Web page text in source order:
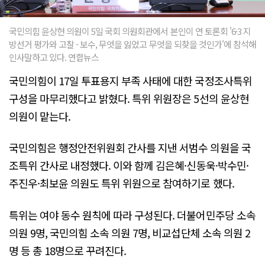
국민의힘 윤상현 의원이 5일 국회 의원회관에서 본인이 연 토론회 '6·3 지
방선거 평가와 고찰 - 보수, 무엇을 잃었고 무엇을 되찾을 것인가'에 참석해
인사말하고 있다. 연합뉴스
국민의힘이 17일 투표용지 부족 사태에 대한 국정조사특위
구성을 마무리했다고 밝혔다. 특위 위원장은 5선의 윤상현
의원이 맡는다.
국민의힘은 행정안전위원회 간사를 지낸 서범수 의원을 국
조특위 간사로 내정했다. 이와 함께 김은혜·신동욱·박수민·
주진우·최보윤 의원도 특위 위원으로 참여하기로 했다.
특위는 여야 동수 원칙에 따라 구성된다. 더불어민주당 소속
의원 9명, 국민의힘 소속 의원 7명, 비교섭단체 소속 의원 2
명 등 총 18명으로 꾸려진다.